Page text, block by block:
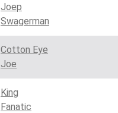
Joep
Swagerman
Cotton Eye
Joe
King
Fanatic